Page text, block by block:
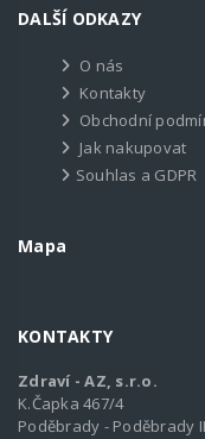
DALŠÍ ODKAZY
O nás
Kontakty
Obchodní
Jak nakupovat
Souhlas a GDPR
Mapa
KONTAKTY
Zdraví - AZ, s.r.o.
K.Čapka 467/4
Poděbrady - Poděbrady